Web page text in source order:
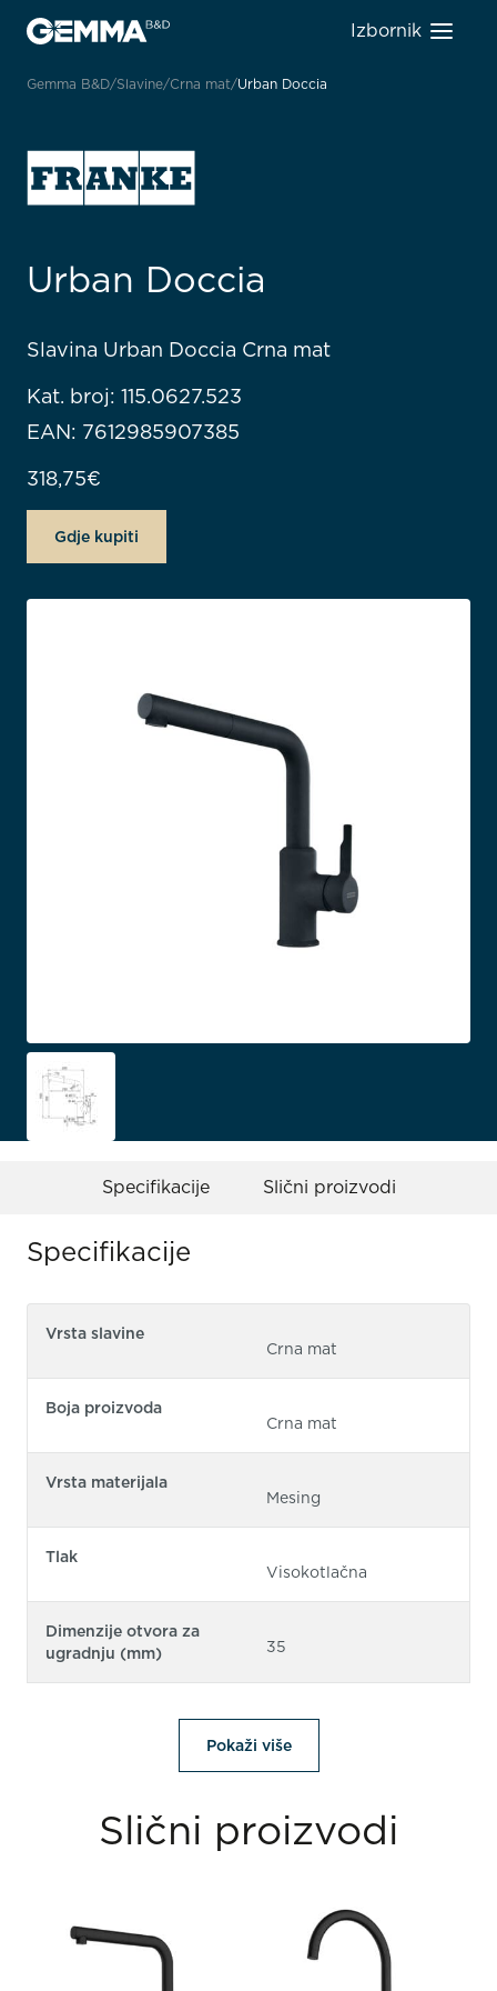
Izbornik
Gemma B&D Slavine Crna mat Urban Doccia
Urban Doccia
Slavina Urban Doccia Crna mat
Kat. broj: 115.0627.523
EAN: 7612985907385
318,75€
Gdje kupiti
Specifikacije Slični proizvodi
Specifikacije
Vrsta slavine
Crna mat
Boja proizvoda
Crna mat
Vrsta materijala
Mesing
Tlak
Visokotlačna
Dimenzije otvora za
ugradnju (mm)
35
Pokaži više
Slični proizvodi